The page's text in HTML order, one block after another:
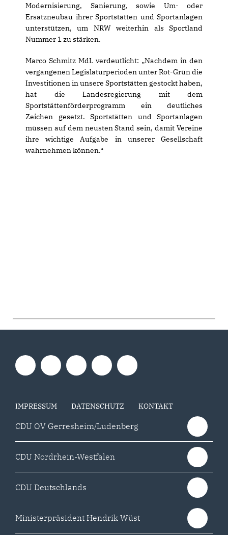
Modernisierung, Sanierung, sowie Um- oder
Ersatzneubau ihrer Sportstätten und Sportanlagen
unterstützen, um NRW weiterhin als Sportland
Nummer 1 zu stärken.
Marco Schmitz MdL verdeutlicht: „Nachdem in den
vergangenen Legislaturperioden unter Rot-Grün die
Investitionen in unsere Sportstätten gestockt haben,
hat die Landesregierung mit dem
Sportstättenförderprogramm ein deutliches
Zeichen gesetzt. Sportstätten und Sportanlagen
müssen auf dem neusten Stand sein, damit Vereine
ihre wichtige Aufgabe in unserer Gesellschaft
wahrnehmen können.“
IMPRESSUM DATENSCHUTZ KONTAKT
CDU OV Gerresheim/Ludenberg
CDU Nordrhein-Westfalen
CDU Deutschlands
Ministerpräsident Hendrik Wüst